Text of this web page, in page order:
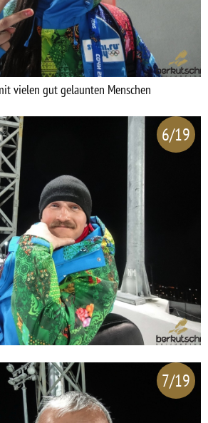
vielen gut gelaunten Menschen
6/19
7/19